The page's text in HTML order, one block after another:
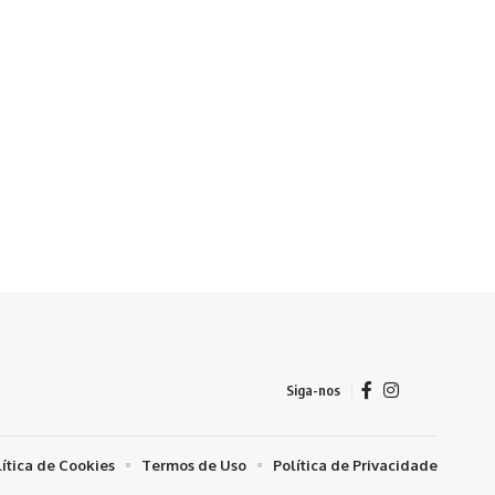
Siga-nos
de Cookies Termos de Uso Política de Privacidade